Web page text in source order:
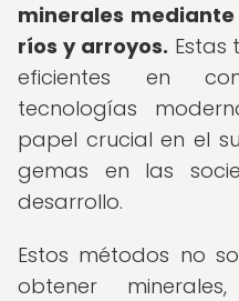
minerales
ríos y arroyos. Estas
eficientes en
tecnologías
papel crucial en el
gemas en las
desarrollo.
Estos métodos no
obtener